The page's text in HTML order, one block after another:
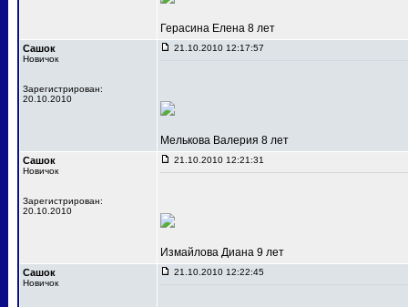
Герасина Елена 8 лет
Сашок
Новичок
Зарегистрирован:
20.10.2010
21.10.2010 12:17:57
Мелькова Валерия 8 лет
Сашок
Новичок
Зарегистрирован:
20.10.2010
21.10.2010 12:21:31
Измайлова Диана 9 лет
Сашок
Новичок
21.10.2010 12:22:45